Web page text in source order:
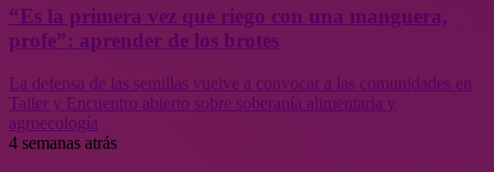
“Es la primera vez que riego con una manguera,
profe”: aprender de los brotes
La defensa de las semillas vuelve a convocar a las comunidades en
Taller y Encuentro abierto sobre soberanía alimentaria y
agroecología
4 semanas atrás